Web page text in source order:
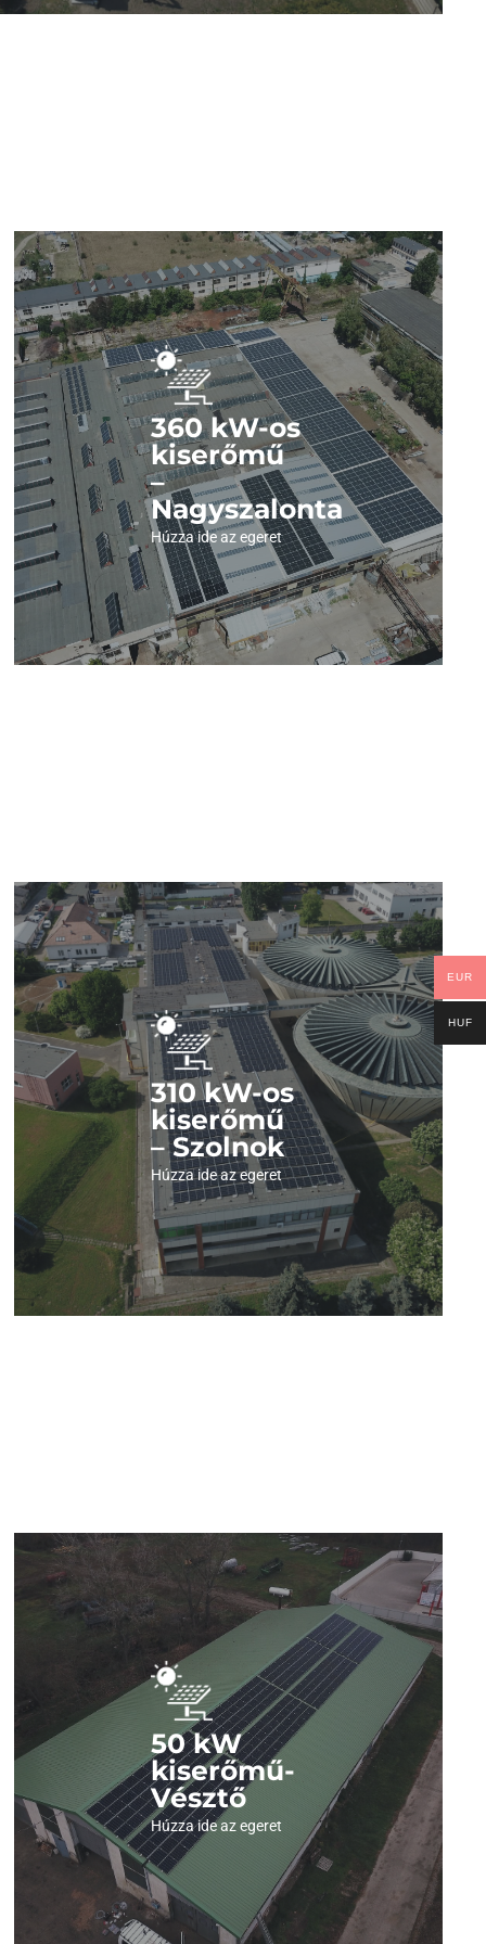
360 kW-os
kiserőmű
–
Nagyszalonta
Húzza ide az egeret
Nézze meg a képeket!
Kattintson és nézze meg fotóinkat az erőműről!
Megnézem a képeket
310 kW-os
kiserőmű
– Szolnok
Húzza ide az egeret
Nézze meg a videót!
Kattintson és nézze meg , milyen szép látvány
felülről egy ilyen erőmű.
Megnézem a videót
50 kW
kiserőmű-
Vésztő
Húzza ide az egeret
Nézze meg a
képeinket !
Kattintson és nézze meg , milyen szép látvány
felülről egy ilyen erőmű.
Megnézem a képeket
EUR
HUF